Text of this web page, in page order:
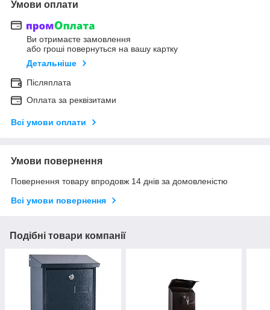
Умови оплати
Ви отримаєте замовлення
або гроші повернуться на вашу картку
Детальніше
Післяплата
Оплата за реквізитами
Всі умови оплати
Умови повернення
Повернення товару впродовж 14 днів за домовленістю
Всі умови повернення
Подібні товари компанії